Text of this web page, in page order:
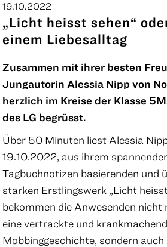
19.10.2022
„Licht heisst sehen“
einem Liebesalltag
Zusammen mit ihrer besten
Jungautorin Alessia Nipp von
herzlich im Kreise der Klasse
des LG begrüsst.
Über 50 Minuten liest Alessia
19.10.2022, aus ihrem
Tagbuchnotizen basierenden und
starken Erstlingswerk „Licht
bekommen die Anwesenden nicht
eine vertrackte und
Mobbinggeschichte, sondern